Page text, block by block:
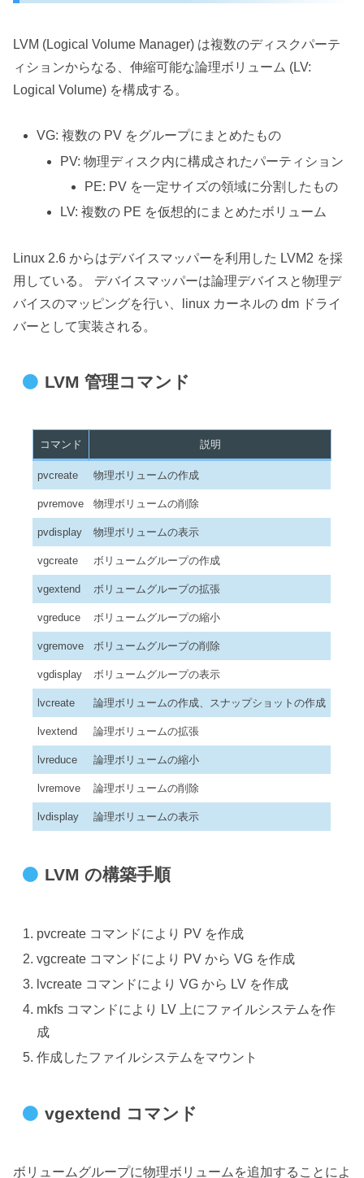
LVM (Logical Volume Manager) は複数のディスクパーテ
ィションからなる、伸縮可能な論理ボリューム (LV:
Logical Volume) を構成する。
VG: 複数の PV をグループにまとめたもの
PV: 物理ディスク内に構成されたパーティション
PE: PV を一定サイズの領域に分割したもの
LV: 複数の PE を仮想的にまとめたボリューム
Linux 2.6 からはデバイスマッパーを利用した LVM2 を採
用している。 デバイスマッパーは論理デバイスと物理デ
バイスのマッピングを行い、linux カーネルの dm ドライ
バーとして実装される。
LVM 管理コマンド
コマンド 説明
pvcreate 物理ボリュームの作成
pvremove 物理ボリュームの削除
pvdisplay 物理ボリュームの表示
vgcreate ボリュームグループの作成
vgextend ボリュームグループの拡張
vgreduce ボリュームグループの縮小
vgremove ボリュームグループの削除
vgdisplay ボリュームグループの表示
lvcreate 論理ボリュームの作成、スナップショットの作成
lvextend 論理ボリュームの拡張
lvreduce 論理ボリュームの縮小
lvremove 論理ボリュームの削除
lvdisplay 論理ボリュームの表示
LVM の構築手順
pvcreate コマンドにより PV を作成
vgcreate コマンドにより PV から VG を作成
lvcreate コマンドにより VG から LV を作成
mkfs コマンドにより LV 上にファイルシステムを作
成
作成したファイルシステムをマウント
vgextend コマンド
ボリュームグループに物理ボリュームを追加することによ